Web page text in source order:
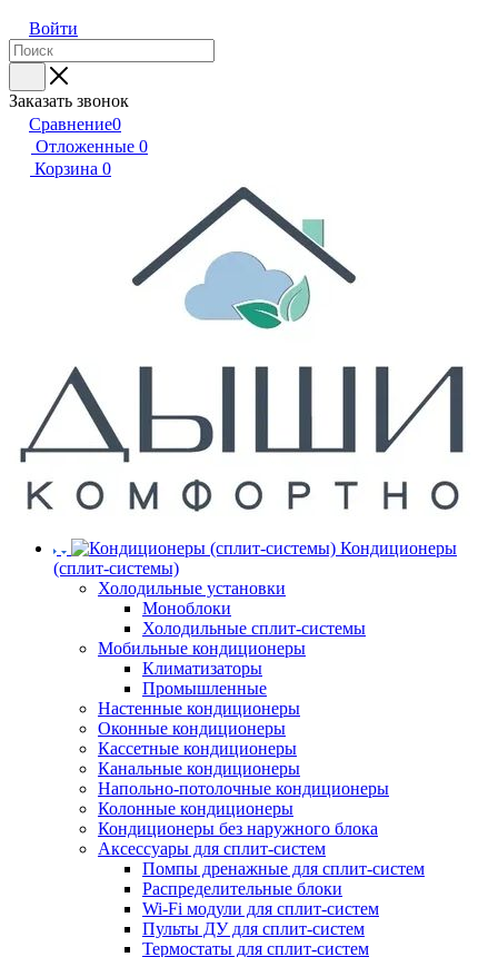
Войти
Заказать звонок
Сравнение0
Отложенные 0
Корзина 0
Кондиционеры
(сплит-системы)
Холодильные установки
Моноблоки
Холодильные сплит-системы
Мобильные кондиционеры
Климатизаторы
Промышленные
Настенные кондиционеры
Оконные кондиционеры
Кассетные кондиционеры
Канальные кондиционеры
Напольно-потолочные кондиционеры
Колонные кондиционеры
Кондиционеры без наружного блока
Аксессуары для сплит-систем
Помпы дренажные для сплит-систем
Распределительные блоки
Wi-Fi модули для сплит-систем
Пульты ДУ для сплит-систем
Термостаты для сплит-систем